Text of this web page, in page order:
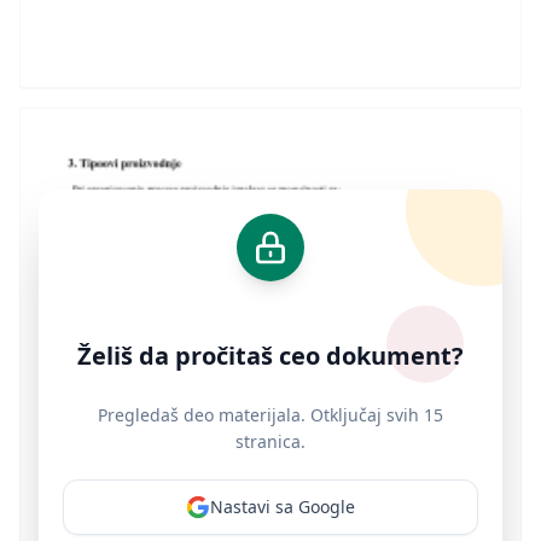
Želiš da pročitaš ceo dokument?
Pregledaš deo materijala. Otključaj svih 15
stranica.
Nastavi sa Google